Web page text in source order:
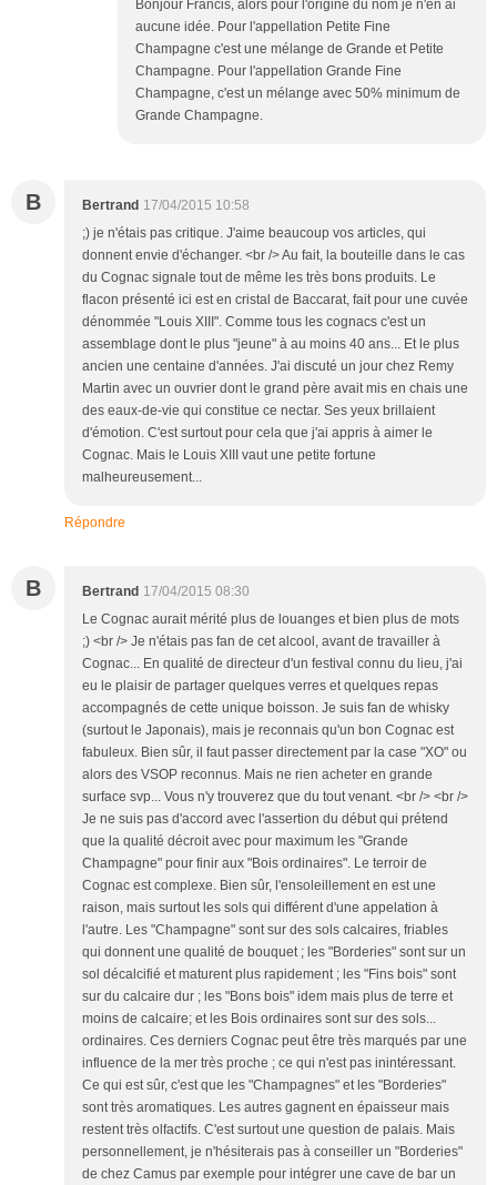
Bonjour Francis, alors pour l'origine du nom je n'en ai
aucune idée. Pour l'appellation Petite Fine
Champagne c'est une mélange de Grande et Petite
Champagne. Pour l'appellation Grande Fine
Champagne, c'est un mélange avec 50% minimum de
Grande Champagne.
B Bertrand 17/04/2015 10:58
;) je n'étais pas critique. J'aime beaucoup vos articles, qui
donnent envie d'échanger. <br /> Au fait, la bouteille dans le cas
du Cognac signale tout de même les très bons produits. Le
flacon présenté ici est en cristal de Baccarat, fait pour une cuvée
dénommée "Louis XIII". Comme tous les cognacs c'est un
assemblage dont le plus "jeune" à au moins 40 ans... Et le plus
ancien une centaine d'années. J'ai discuté un jour chez Remy
Martin avec un ouvrier dont le grand père avait mis en chais une
des eaux-de-vie qui constitue ce nectar. Ses yeux brillaient
d'émotion. C'est surtout pour cela que j'ai appris à aimer le
Cognac. Mais le Louis XIII vaut une petite fortune
malheureusement...
Répondre
B Bertrand 17/04/2015 08:30
Le Cognac aurait mérité plus de louanges et bien plus de mots
;) <br /> Je n'étais pas fan de cet alcool, avant de travailler à
Cognac... En qualité de directeur d'un festival connu du lieu, j'ai
eu le plaisir de partager quelques verres et quelques repas
accompagnés de cette unique boisson. Je suis fan de whisky
(surtout le Japonais), mais je reconnais qu'un bon Cognac est
fabuleux. Bien sûr, il faut passer directement par la case "XO" ou
alors des VSOP reconnus. Mais ne rien acheter en grande
surface svp... Vous n'y trouverez que du tout venant. <br /> <br />
Je ne suis pas d'accord avec l'assertion du début qui prétend
que la qualité décroit avec pour maximum les "Grande
Champagne" pour finir aux "Bois ordinaires". Le terroir de
Cognac est complexe. Bien sûr, l'ensoleillement en est une
raison, mais surtout les sols qui différent d'une appelation à
l'autre. Les "Champagne" sont sur des sols calcaires, friables
qui donnent une qualité de bouquet ; les "Borderies" sont sur un
sol décalcifié et maturent plus rapidement ; les "Fins bois" sont
sur du calcaire dur ; les "Bons bois" idem mais plus de terre et
moins de calcaire; et les Bois ordinaires sont sur des sols...
ordinaires. Ces derniers Cognac peut être très marqués par une
influence de la mer très proche ; ce qui n'est pas inintéressant.
Ce qui est sûr, c'est que les "Champagnes" et les "Borderies"
sont très aromatiques. Les autres gagnent en épaisseur mais
restent très olfactifs. C'est surtout une question de palais. Mais
personnellement, je n'hésiterais pas à conseiller un "Borderies"
de chez Camus par exemple pour intégrer une cave de bar un